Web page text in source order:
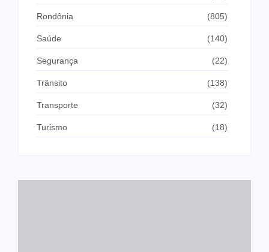
Rondônia (805)
Saúde (140)
Segurança (22)
Trânsito (138)
Transporte (32)
Turismo (18)